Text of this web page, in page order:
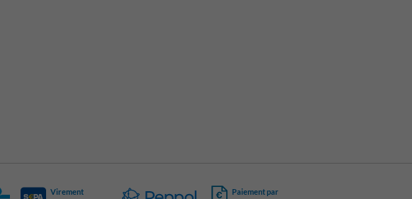
Virement
Paiement par